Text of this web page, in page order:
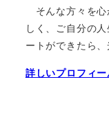
そんな方々を心
しく、ご自分の
ートができたら、
詳しいプロフィ